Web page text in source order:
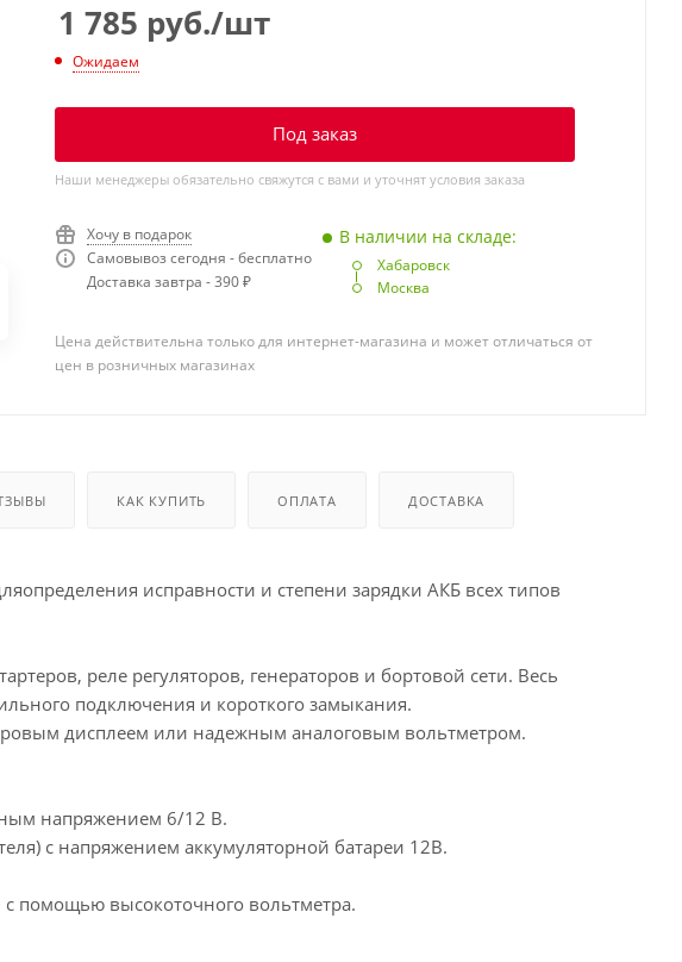
1 785 руб./шт
Ожидаем
Под заказ
Наши менеджеры обязательно свяжутся с вами и уточнят условия заказа
Хочу в подарок
Самовывоз сегодня - бесплатно
Доставка завтра - 390 ₽
В наличии на складе:
Хабаровск
Москва
Цена действительна только для интернет-магазина и может отличаться от
цен в розничных магазинах
КАК КУПИТЬ ОПЛАТА ДОСТАВКА
исправности и степени зарядки АКБ всех типов
реле регуляторов, генераторов и бортовой сети. Весь
подключения и короткого замыкания.
дисплеем или надежным аналоговым вольтметром.
напряжением 6/12 В.
с напряжением аккумуляторной батареи 12В.
с помощью высокоточного вольтметра.